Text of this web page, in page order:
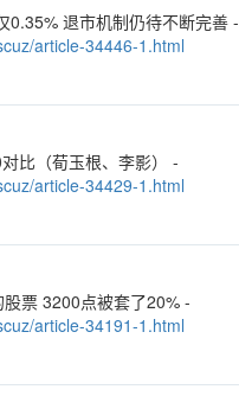
0.35% 退市机制仍待不断完善 -
article-34446-1.html
比（荀玉根、李影） -
article-34429-1.html
票 3200点被套了20% -
article-34191-1.html